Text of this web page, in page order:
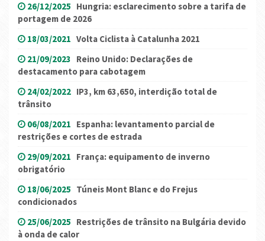
26/12/2025 Hungria: esclarecimento sobre a tarifa de
portagem de 2026
18/03/2021 Volta Ciclista à Catalunha 2021
21/09/2023 Reino Unido: Declarações de
destacamento para cabotagem
24/02/2022 IP3, km 63,650, interdição total de
trânsito
06/08/2021 Espanha: levantamento parcial de
restrições e cortes de estrada
29/09/2021 França: equipamento de inverno
obrigatório
18/06/2025 Túneis Mont Blanc e do Frejus
condicionados
25/06/2025 Restrições de trânsito na Bulgária devido
à onda de calor